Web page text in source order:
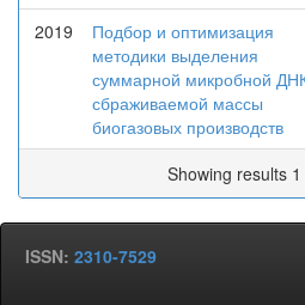
2019
Подбор и оптимизация
методики выделения
суммарной микробной
сбраживаемой массы
биогазовых производств
Showing results
ISSN: 2310-7529